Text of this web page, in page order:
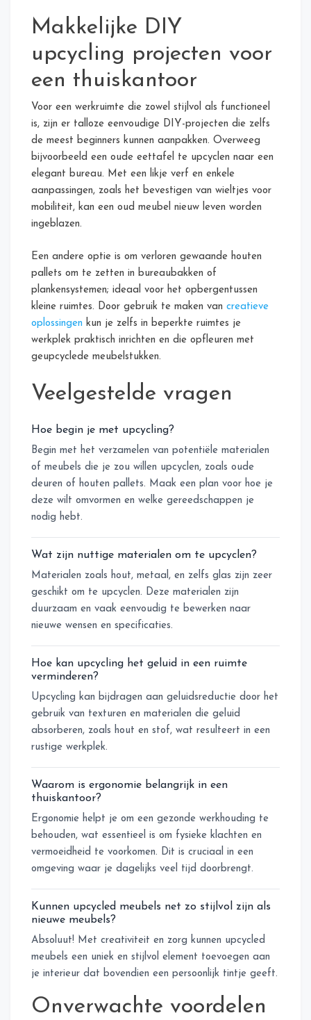
Makkelijke DIY
upcycling projecten voor
een thuiskantoor
Voor een werkruimte die zowel stijlvol als functioneel
is, zijn er talloze eenvoudige DIY-projecten die zelfs
de meest beginners kunnen aanpakken. Overweeg
bijvoorbeeld een oude eettafel te upcyclen naar een
elegant bureau. Met een likje verf en enkele
aanpassingen, zoals het bevestigen van wieltjes voor
mobiliteit, kan een oud meubel nieuw leven worden
ingeblazen.
Een andere optie is om verloren gewaande houten
pallets om te zetten in bureaubakken of
plankensystemen; ideaal voor het opbergentussen
kleine ruimtes. Door gebruik te maken van creatieve
oplossingen kun je zelfs in beperkte ruimtes je
werkplek praktisch inrichten en die opfleuren met
geupcyclede meubelstukken.
Veelgestelde vragen
Hoe begin je met upcycling?
Begin met het verzamelen van potentiële materialen
of meubels die je zou willen upcyclen, zoals oude
deuren of houten pallets. Maak een plan voor hoe je
deze wilt omvormen en welke gereedschappen je
nodig hebt.
Wat zijn nuttige materialen om te upcyclen?
Materialen zoals hout, metaal, en zelfs glas zijn zeer
geschikt om te upcyclen. Deze materialen zijn
duurzaam en vaak eenvoudig te bewerken naar
nieuwe wensen en specificaties.
Hoe kan upcycling het geluid in een ruimte
verminderen?
Upcycling kan bijdragen aan geluidsreductie door het
gebruik van texturen en materialen die geluid
absorberen, zoals hout en stof, wat resulteert in een
rustige werkplek.
Waarom is ergonomie belangrijk in een
thuiskantoor?
Ergonomie helpt je om een gezonde werkhouding te
behouden, wat essentieel is om fysieke klachten en
vermoeidheid te voorkomen. Dit is cruciaal in een
omgeving waar je dagelijks veel tijd doorbrengt.
Kunnen upcycled meubels net zo stijlvol zijn als
nieuwe meubels?
Absoluut! Met creativiteit en zorg kunnen upcycled
meubels een uniek en stijlvol element toevoegen aan
je interieur dat bovendien een persoonlijk tintje geeft.
Onverwachte voordelen